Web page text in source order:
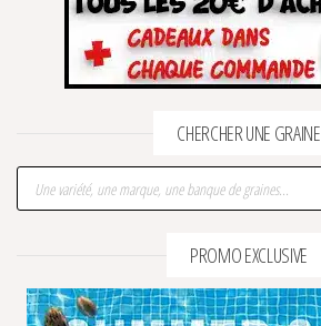
CHERCHER UNE GRAINE
Recherche de produits
PROMO EXCLUSIVE